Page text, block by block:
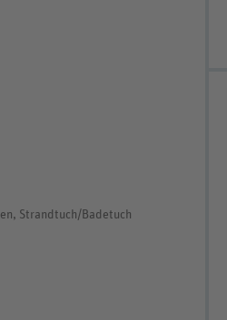
Strandtuch/Badetuch